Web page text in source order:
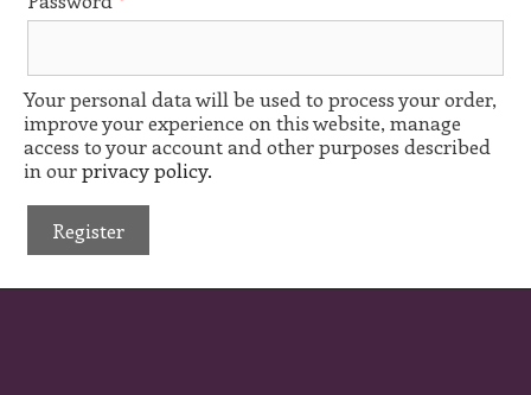
Your personal data will be used to process your order,
improve your experience on this website, manage
access to your account and other purposes described
in ourprivacy policy.
Register